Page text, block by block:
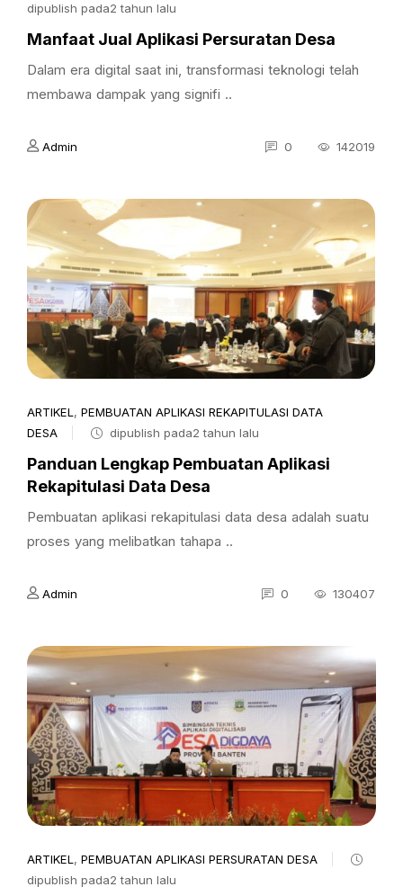
dipublish pada2 tahun lalu
Manfaat Jual Aplikasi Persuratan Desa
Dalam era digital saat ini, transformasi teknologi telah
membawa dampak yang signifi ..
Admin 0 142019
ARTIKEL , PEMBUATAN APLIKASI REKAPITULASI DATA
DESA
dipublish pada2 tahun lalu
Panduan Lengkap Pembuatan Aplikasi
Rekapitulasi Data Desa
Pembuatan aplikasi rekapitulasi data desa adalah suatu
proses yang melibatkan tahapa ..
Admin 0 130407
ARTIKEL , PEMBUATAN APLIKASI PERSURATAN DESA
dipublish pada2 tahun lalu